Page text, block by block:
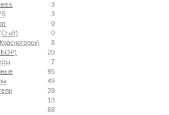
3
3
0
0
8
20
7
95
49
39
13
68